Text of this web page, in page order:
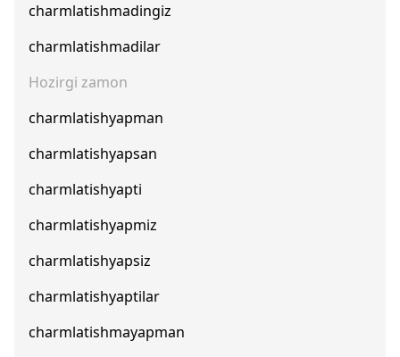
charmlatishmadingiz
charmlatishmadilar
Hozirgi zamon
charmlatishyapman
charmlatishyapsan
charmlatishyapti
charmlatishyapmiz
charmlatishyapsiz
charmlatishyaptilar
charmlatishmayapman